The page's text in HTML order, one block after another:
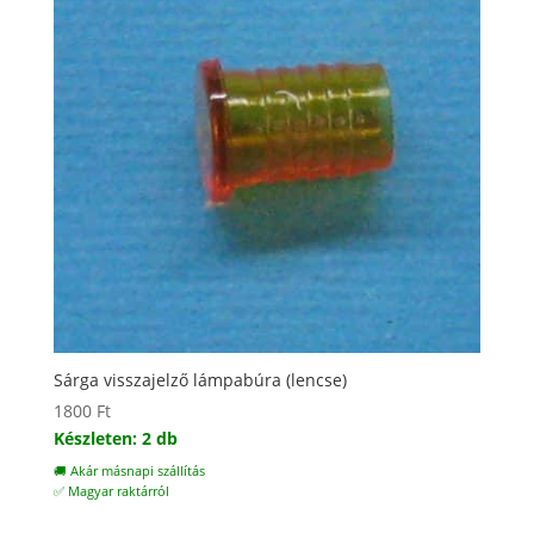
Sárga visszajelző lámpabúra (lencse)
1800 Ft
Készleten: 2 db
🚚 Akár másnapi szállítás
✅ Magyar raktárról